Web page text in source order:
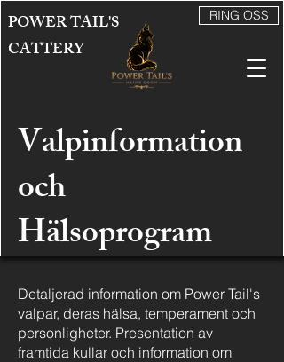
POWER TAIL'S
CATTERY
RING OSS
Valpinformation
och
Hälsoprogram
Detaljerad information om Power Tail's
valpar, deras hälsa, temperament och
personligheter. Presentation av
framtida kullar och information om